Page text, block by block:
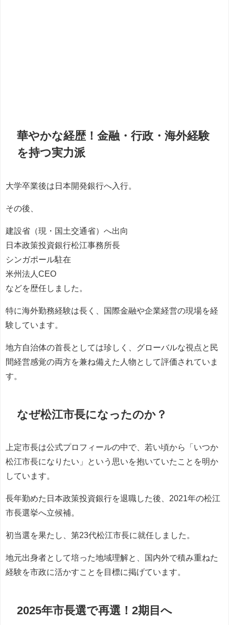
華やかな経歴！金融・行政・海外経験
を持つ実力派
大学卒業後は日本開発銀行へ入行。
その後、
建設省（現・国土交通省）へ出向
日本政策投資銀行松江事務所長
シンガポール駐在
米州法人CEO
などを歴任しました。
特に海外勤務経験は長く、国際金融や企業経営の現場を経
験しています。
地方自治体の首長としては珍しく、グローバルな視点と民
間経営感覚の両方を兼ね備えた人物として評価されていま
す。
なぜ松江市長になったのか？
上定市長は公式プロフィールの中で、若い頃から「いつか
松江市長になりたい」という思いを抱いていたことを明か
しています。
長年勤めた日本政策投資銀行を退職した後、2021年の松江
市長選挙へ立候補。
初当選を果たし、第23代松江市長に就任しました。
地元出身者として培った地域理解と、国内外で積み重ねた
経験を市政に活かすことを目標に掲げています。
2025年市長選で再選！2期目へ